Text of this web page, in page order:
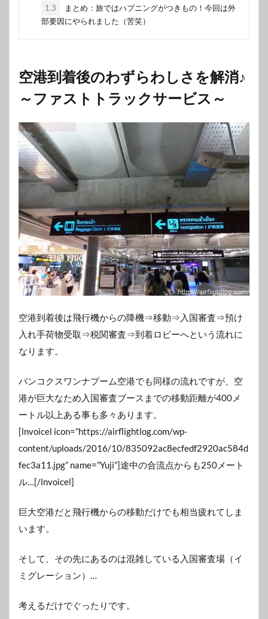
1.3
まとめ：旅ではハプニングがつきもの！今回は外
部要因にやられました（苦笑）
空港到着後のわずらわしさを解消♪
～ファストトラックサービス～
空港到着後は飛行機からの降機⇒移動⇒入国審査⇒預け
入れ手荷物受取⇒税関審査⇒到着ロビーへという流れに
なります。
バンコクスワンナプーム空港でも同様の流れですが、空
港が巨大なため入国審査ブースまでの移動距離が400メ
ートル以上ある事も多々あります。
[lnvoicel icon=”https://airflightlog.com/wp-
content/uploads/2016/10/835092ac8ecfedf2920ac584d
fec3a11.jpg” name=”Yuji”]途中の合流点からも250メート
ル…[/lnvoicel]
巨大空港だと飛行機からの移動だけでも相当疲れてしま
います。
そして、その先にあるのは混雑している入国審査場（イ
ミグレーション）…
考えるだけでぐったりです。